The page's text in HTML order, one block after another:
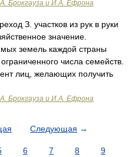
Брокгауза и И.А. Ефрона
З. участков из рук в руки
значение.
земель каждой страны
числа семейств.
лиц, желающих получить
Брокгауза и И.А. Ефрона
Следующая →
6 7 8
9